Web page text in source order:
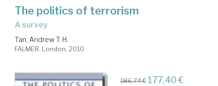
The politics of terrorism
a survey
Tan, Andrew T. H.
FALMER. London, 2010
186,74 € 177,40 €